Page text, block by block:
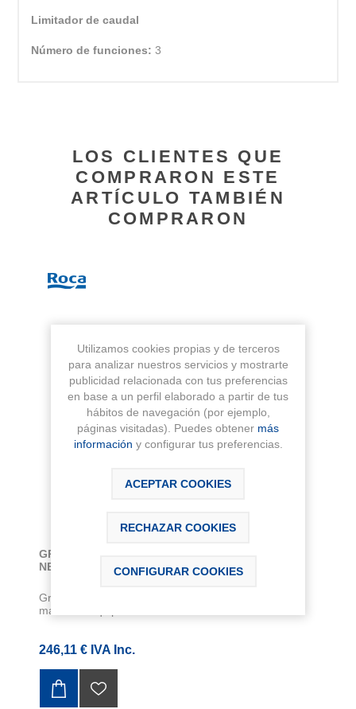
Limitador de caudal
Número de funciones:3
LOS CLIENTES QUE
COMPRARON ESTE
ARTÍCULO TAMBIÉN
COMPRARON
GRIFO TERMOSTATICO BAÑO-DUCHA T-500
NEGRO MATE
Grifo termostático exterior baño-ducha T-500 negro
mate. Sin equipo de ducha. Con desviado...
246,11 € IVA Inc.
Utilizamos cookies propias y de terceros
para analizar nuestros servicios y mostrarte
publicidad relacionada con tus preferencias
en base a un perfil elaborado a partir de tus
hábitos de navegación (por ejemplo,
páginas visitadas). Puedes obtener más
información y configurar tus preferencias.
ACEPTAR COOKIES
RECHAZAR COOKIES
CONFIGURAR COOKIES